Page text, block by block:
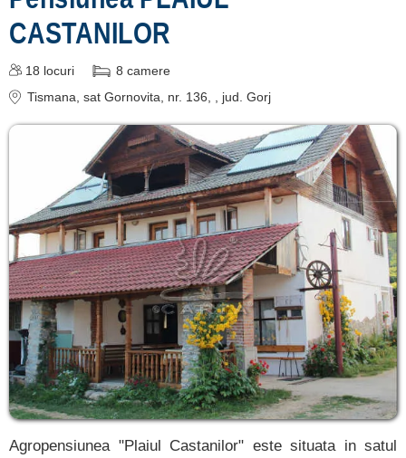
CASTANILOR
18 locuri 8 camere
Tismana , sat Gornovita, nr. 136, , jud. Gorj
Agropensiunea "Plaiul Castanilor" este situata in satul